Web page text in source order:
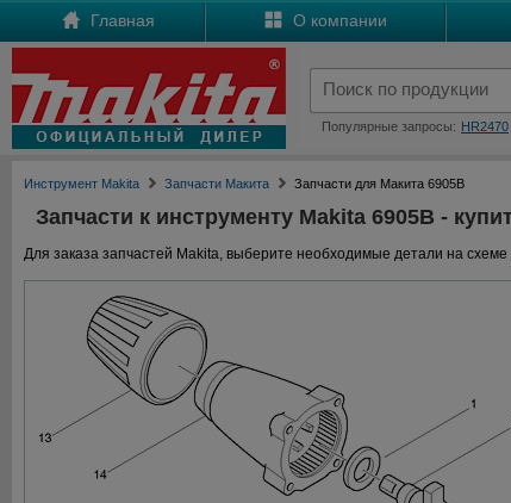
Главная О компании
Популярные запросы: HR2470
Инструмент Makita Запчасти Макита Запчасти для Макита 6905B
Запчасти к инструменту Makita 6905B -
Для заказа запчастей Makita, выберите необходимые детали на